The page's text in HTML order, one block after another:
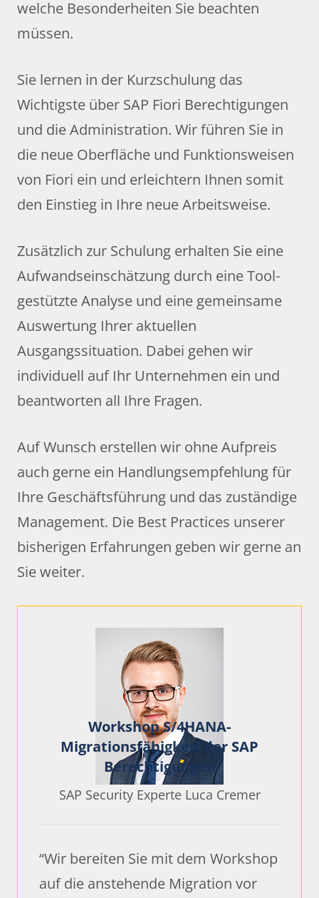
welche Besonderheiten Sie beachten
müssen.
Sie lernen in der Kurzschulung das
Wichtigste über SAP Fiori Berechtigungen
und die Administration. Wir führen Sie in
die neue Oberfläche und Funktionsweisen
von Fiori ein und erleichtern Ihnen somit
den Einstieg in Ihre neue Arbeitsweise.
Zusätzlich zur Schulung erhalten Sie eine
Aufwandseinschätzung durch eine Tool-
gestützte Analyse und eine gemeinsame
Auswertung Ihrer aktuellen
Ausgangssituation. Dabei gehen wir
individuell auf Ihr Unternehmen ein und
beantworten all Ihre Fragen.
Auf Wunsch erstellen wir ohne Aufpreis
auch gerne ein Handlungsempfehlung für
Ihre Geschäftsführung und das zuständige
Management. Die Best Practices unserer
bisherigen Erfahrungen geben wir gerne an
Sie weiter.
Workshop S/4HANA-
Migrationsfähigkeit der SAP
Berechtigungen
SAP Security Experte Luca Cremer
“Wir bereiten Sie mit dem Workshop
auf die anstehende Migration vor